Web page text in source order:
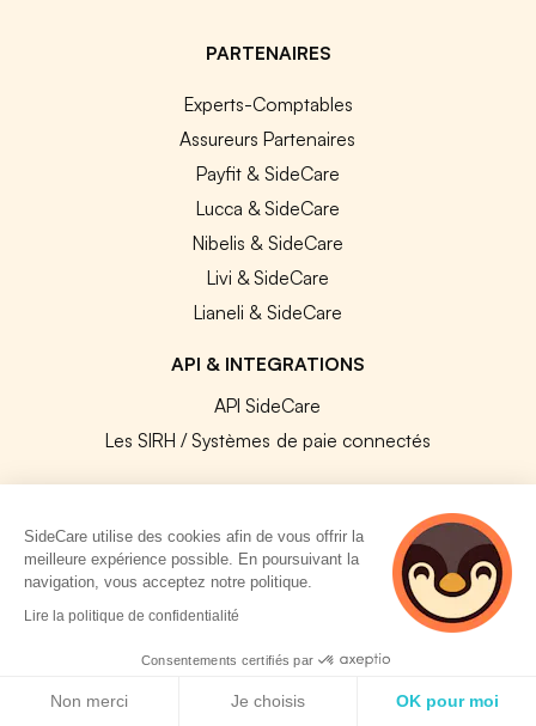
PARTENAIRES
Experts-Comptables
Assureurs Partenaires
Payfit & SideCare
Lucca & SideCare
Nibelis & SideCare
Livi & SideCare
Lianeli & SideCare
API & INTEGRATIONS
API SideCare
Les SIRH / Systèmes de paie connectés
Se connecter
Centre d'aide
Nous contacter
Notre équipe
Témoignages
SideCare utilise des cookies afin de vous offrir la
meilleure expérience possible. En poursuivant la
navigation, vous acceptez notre politique.
Lire la politique de confidentialité
Consentements certifiés par
Non merci Je choisis OK pour moi
2 personnes
consultent
actuellement cette